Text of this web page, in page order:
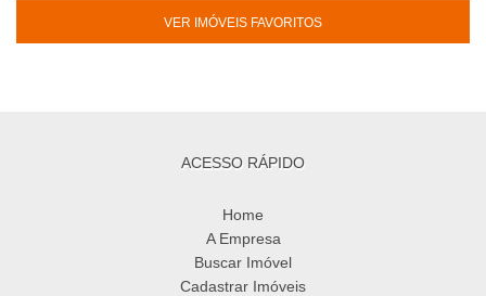
VER IMÓVEIS FAVORITOS
ACESSO RÁPIDO
Home
A Empresa
Buscar Imóvel
Cadastrar Imóveis